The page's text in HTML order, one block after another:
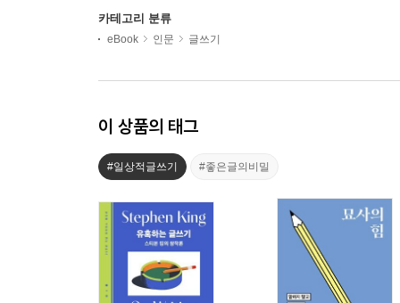
카테고리 분류
eBook 인문 글쓰기
이 상품의 태그
#일상적글쓰기 #좋은글의비밀